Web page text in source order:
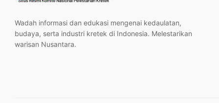
Wadah informasi dan edukasi mengenai kedaulatan,
budaya, serta industri kretek di Indonesia. Melestarikan
warisan Nusantara.